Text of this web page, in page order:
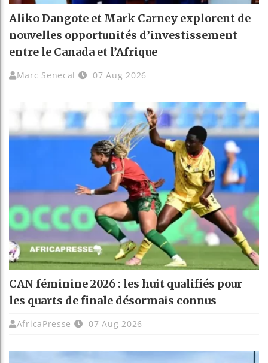
Aliko Dangote et Mark Carney explorent de
nouvelles opportunités d’investissement
entre le Canada et l’Afrique
Marc Senecal 07 Aug 2026
CAN féminine 2026 : les huit qualifiés pour
les quarts de finale désormais connus
AfricaPresse 07 Aug 2026